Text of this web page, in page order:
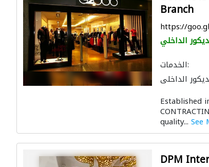
Branch
https://
الداخلي
الخدمات:
الداخلي
ميكانيكيون
الحريق
ثلاثي الأبعاد
Established
quality... See
DPM